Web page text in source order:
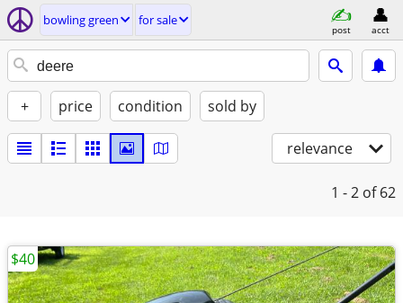
bowling green for sale
post acct
+ price condition sold by
relevance
1 - 2 of 62
$40